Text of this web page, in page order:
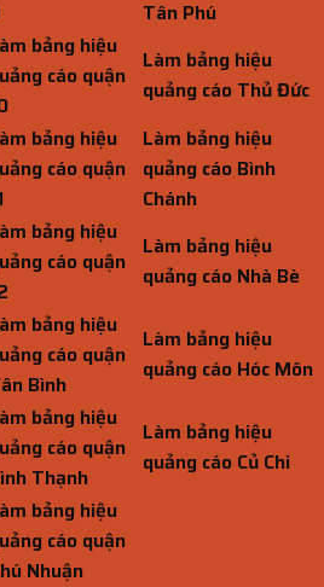
Tân Phú
bảng hiệu
cáo quận
Làm bảng hiệu
quảng cáo Thủ Đức
bảng hiệu
cáo quận
Làm bảng hiệu
quảng cáo Bình
Chánh
bảng hiệu
cáo quận
Làm bảng hiệu
quảng cáo Nhà Bè
bảng hiệu
cáo quận
Bình
Làm bảng hiệu
quảng cáo Hóc Môn
bảng hiệu
cáo quận
Thạnh
Làm bảng hiệu
quảng cáo Củ Chi
bảng hiệu
cáo quận
Nhuận